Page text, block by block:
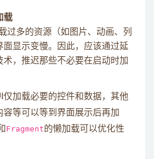
载
过多的资源（如图片、动画、列
面显示变慢。因此，应该通过延
，推迟那些不必要在启动时加
仅加载必要的控件和数据，其他
容等可以等到界面展示后再加
Fragment 的懒加载可以优化性